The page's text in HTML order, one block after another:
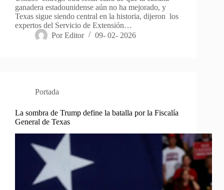
ganadera estadounidense aún no ha mejorado, y
Texas sigue siendo central en la historia, dijeron los
expertos del Servicio de Extensión…
Por Editor 09- 02- 2026
Portada
La sombra de Trump define la batalla por la Fiscalía
General de Texas